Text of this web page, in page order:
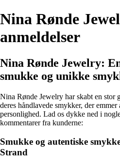
Nina Rønde
anmeldelser
Nina Rønde Jewelry:
smukke og unikke
Nina Rønde Jewelry har skabt en stor
deres håndlavede smykker, der
personlighed. Lad os dykke ned i
kommentarer fra kunderne:
Smukke og autentiske
Strand